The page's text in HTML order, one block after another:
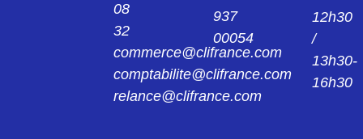
C/PL 062 F SC 6 FICHE CL062 13 40 11
CL062134012
08
32
commerce@clifrance.com
comptabilite@clifrance.com
relance@clifrance.com
937
00054
12h30
/
13h30-
16h30